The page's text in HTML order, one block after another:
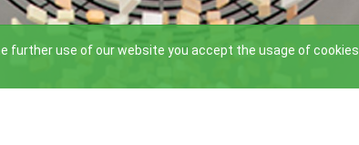
further use of our website you accept the usage of cookies.